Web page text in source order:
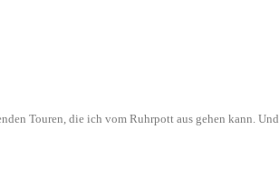
Touren, die ich vom Ruhrpott aus gehen kann.